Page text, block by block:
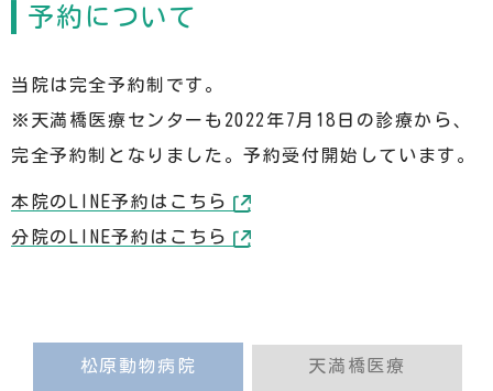
予約について
当院は完全予約制です。
※天満橋医療センターも2022年7月18日の診療から、
完全予約制となりました。予約受付開始しています。
本院のLINE予約はこちら
分院のLINE予約はこちら
松原動物病院
天満橋医療